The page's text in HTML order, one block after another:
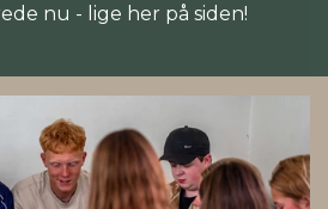
nu - lige her på siden!